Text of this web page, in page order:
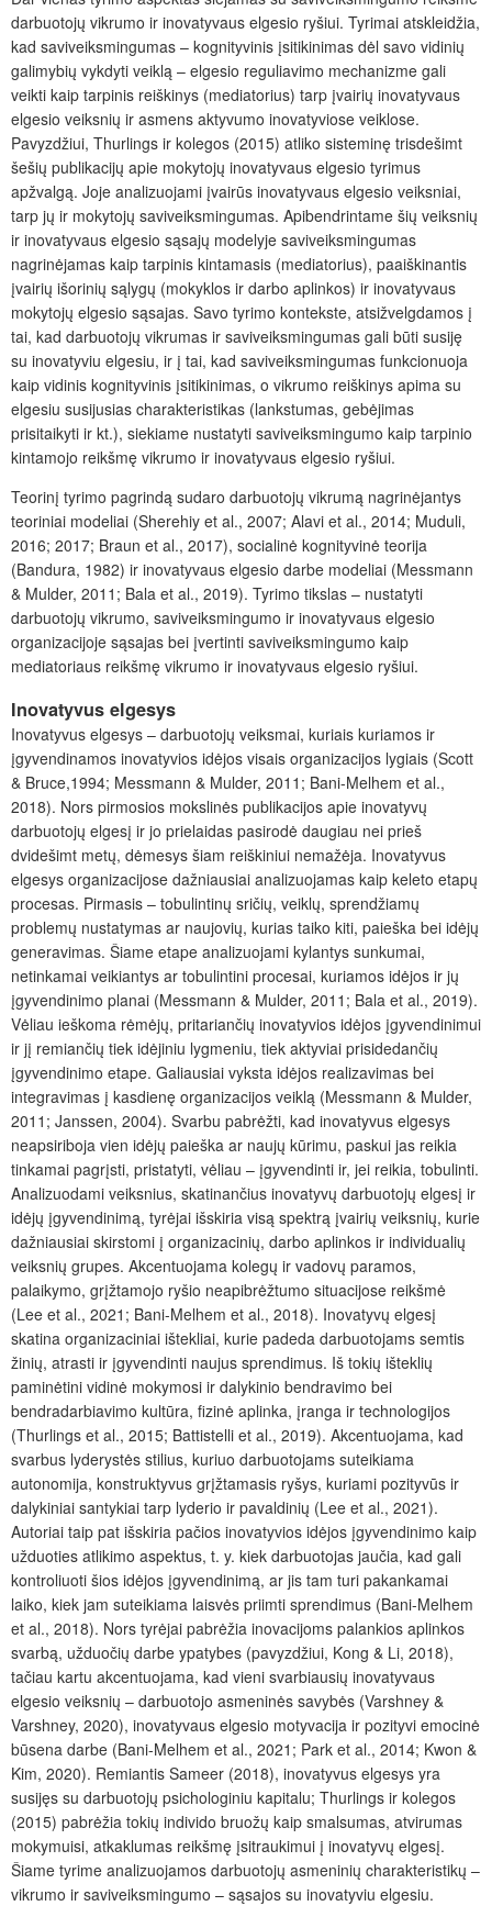
darbuotojų vikrumo ir inovatyvaus elgesio ryšiui. Tyrimai atskleidžia,
kad saviveiksmingumas – kognityvinis įsitikinimas dėl savo vidinių
galimybių vykdyti veiklą – elgesio reguliavimo mechanizme gali
veikti kaip tarpinis reiškinys (mediatorius) tarp įvairių inovatyvaus
elgesio veiksnių ir asmens aktyvumo inovatyviose veiklose.
Pavyzdžiui, Thurlings ir kolegos (2015) atliko sisteminę trisdešimt
šešių publikacijų apie mokytojų inovatyvaus elgesio tyrimus
apžvalgą. Joje analizuojami įvairūs inovatyvaus elgesio veiksniai,
tarp jų ir mokytojų saviveiksmingumas. Apibendrintame šių veiksnių
ir inovatyvaus elgesio sąsajų modelyje saviveiksmingumas
nagrinėjamas kaip tarpinis kintamasis (mediatorius), paaiškinantis
įvairių išorinių sąlygų (mokyklos ir darbo aplinkos) ir inovatyvaus
mokytojų elgesio sąsajas. Savo tyrimo kontekste, atsižvelgdamos į
tai, kad darbuotojų vikrumas ir saviveiksmingumas gali būti susiję
su inovatyviu elgesiu, ir į tai, kad saviveiksmingumas funkcionuoja
kaip vidinis kognityvinis įsitikinimas, o vikrumo reiškinys apima su
elgesiu susijusias charakteristikas (lankstumas, gebėjimas
prisitaikyti ir kt.), siekiame nustatyti saviveiksmingumo kaip tarpinio
kintamojo reikšmę vikrumo ir inovatyvaus elgesio ryšiui.
Teorinį tyrimo pagrindą sudaro darbuotojų vikrumą nagrinėjantys
teoriniai modeliai (Sherehiy et al., 2007; Alavi et al., 2014; Muduli,
2016; 2017; Braun et al., 2017), socialinė kognityvinė teorija
(Bandura, 1982) ir inovatyvaus elgesio darbe modeliai (Messmann
& Mulder, 2011; Bala et al., 2019). Tyrimo tikslas – nustatyti
darbuotojų vikrumo, saviveiksmingumo ir inovatyvaus elgesio
organizacijoje sąsajas bei įvertinti saviveiksmingumo kaip
mediatoriaus reikšmę vikrumo ir inovatyvaus elgesio ryšiui.
Inovatyvus elgesys
Inovatyvus elgesys – darbuotojų veiksmai, kuriais kuriamos ir
įgyvendinamos inovatyvios idėjos visais organizacijos lygiais (Scott
& Bruce,1994; Messmann & Mulder, 2011; Bani-Melhem et al.,
2018). Nors pirmosios mokslinės publikacijos apie inovatyvų
darbuotojų elgesį ir jo prielaidas pasirodė daugiau nei prieš
dvidešimt metų, dėmesys šiam reiškiniui nemažėja. Inovatyvus
elgesys organizacijose dažniausiai analizuojamas kaip keleto etapų
procesas. Pirmasis – tobulintinų sričių, veiklų, sprendžiamų
problemų nustatymas ar naujovių, kurias taiko kiti, paieška bei idėjų
generavimas. Šiame etape analizuojami kylantys sunkumai,
netinkamai veikiantys ar tobulintini procesai, kuriamos idėjos ir jų
įgyvendinimo planai (Messmann & Mulder, 2011; Bala et al., 2019).
Vėliau ieškoma rėmėjų, pritariančių inovatyvios idėjos įgyvendinimui
ir jį remiančių tiek idėjiniu lygmeniu, tiek aktyviai prisidedančių
įgyvendinimo etape. Galiausiai vyksta idėjos realizavimas bei
integravimas į kasdienę organizacijos veiklą (Messmann & Mulder,
2011; Janssen, 2004). Svarbu pabrėžti, kad inovatyvus elgesys
neapsiriboja vien idėjų paieška ar naujų kūrimu, paskui jas reikia
tinkamai pagrįsti, pristatyti, vėliau – įgyvendinti ir, jei reikia, tobulinti.
Analizuodami veiksnius, skatinančius inovatyvų darbuotojų elgesį ir
idėjų įgyvendinimą, tyrėjai išskiria visą spektrą įvairių veiksnių, kurie
dažniausiai skirstomi į organizacinių, darbo aplinkos ir individualių
veiksnių grupes. Akcentuojama kolegų ir vadovų paramos,
palaikymo, grįžtamojo ryšio neapibrėžtumo situacijose reikšmė
(Lee et al., 2021; Bani-Melhem et al., 2018). Inovatyvų elgesį
skatina organizaciniai ištekliai, kurie padeda darbuotojams semtis
žinių, atrasti ir įgyvendinti naujus sprendimus. Iš tokių išteklių
paminėtini vidinė mokymosi ir dalykinio bendravimo bei
bendradarbiavimo kultūra, fizinė aplinka, įranga ir technologijos
(Thurlings et al., 2015; Battistelli et al., 2019). Akcentuojama, kad
svarbus lyderystės stilius, kuriuo darbuotojams suteikiama
autonomija, konstruktyvus grįžtamasis ryšys, kuriami pozityvūs ir
dalykiniai santykiai tarp lyderio ir pavaldinių (Lee et al., 2021).
Autoriai taip pat išskiria pačios inovatyvios idėjos įgyvendinimo kaip
užduoties atlikimo aspektus, t. y. kiek darbuotojas jaučia, kad gali
kontroliuoti šios idėjos įgyvendinimą, ar jis tam turi pakankamai
laiko, kiek jam suteikiama laisvės priimti sprendimus (Bani-Melhem
et al., 2018). Nors tyrėjai pabrėžia inovacijoms palankios aplinkos
svarbą, užduočių darbe ypatybes (pavyzdžiui, Kong & Li, 2018),
tačiau kartu akcentuojama, kad vieni svarbiausių inovatyvaus
elgesio veiksnių – darbuotojo asmeninės savybės (Varshney &
Varshney, 2020), inovatyvaus elgesio motyvacija ir pozityvi emocinė
būsena darbe (Bani-Melhem et al., 2021; Park et al., 2014; Kwon &
Kim, 2020). Remiantis Sameer (2018), inovatyvus elgesys yra
susijęs su darbuotojų psichologiniu kapitalu; Thurlings ir kolegos
(2015) pabrėžia tokių individo bruožų kaip smalsumas, atvirumas
mokymuisi, atkaklumas reikšmę įsitraukimui į inovatyvų elgesį.
Šiame tyrime analizuojamos darbuotojų asmeninių charakteristikų –
vikrumo ir saviveiksmingumo – sąsajos su inovatyviu elgesiu.